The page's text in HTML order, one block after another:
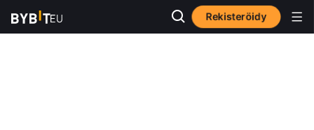
Rekisteröidy